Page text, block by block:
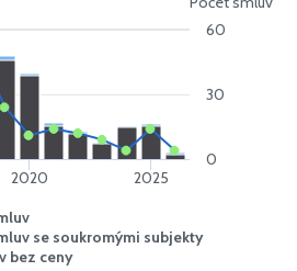
se soukromými subjekty
bez ceny
2020 2025
0
30
60